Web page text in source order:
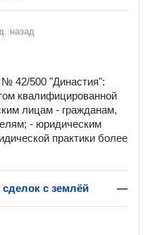
назад
№ 42/500 "Династия":
квалифицированной
лицам - гражданам,
- юридическим
практики более
с землёй —